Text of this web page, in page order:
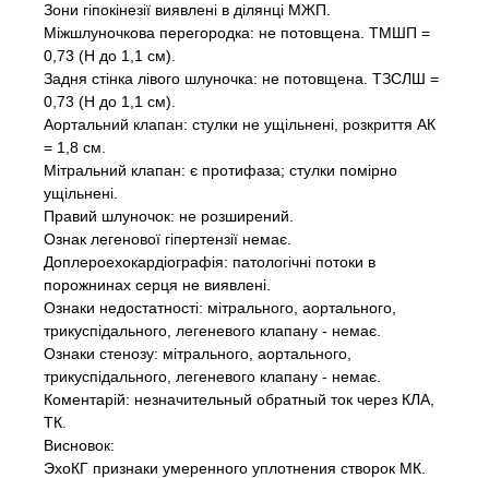
Зони гіпокінезії виявлені в ділянці МЖП.
Міжшлуночкова перегородка: не потовщена. ТМШП =
0,73 (Н до 1,1 см).
Задня стінка лівого шлуночка: не потовщена. ТЗСЛШ =
0,73 (Н до 1,1 см).
Аортальний клапан: стулки не ущільнені, розкриття АК
= 1,8 см.
Мітральний клапан: є протифаза; стулки помірно
ущільнені.
Правий шлуночок: не розширений.
Ознак легенової гіпертензії немає.
Доплероехокардіографія: патологічні потоки в
порожнинах серця не виявлені.
Ознаки недостатності: мітрального, аортального,
трикуспідального, легеневого клапану - немає.
Ознаки стенозу: мітрального, аортального,
трикуспідального, легеневого клапану - немає.
Коментарій: незначительный обратный ток через КЛА,
ТК.
Висновок:
ЭхоКГ признаки умеренного уплотнения створок МК.